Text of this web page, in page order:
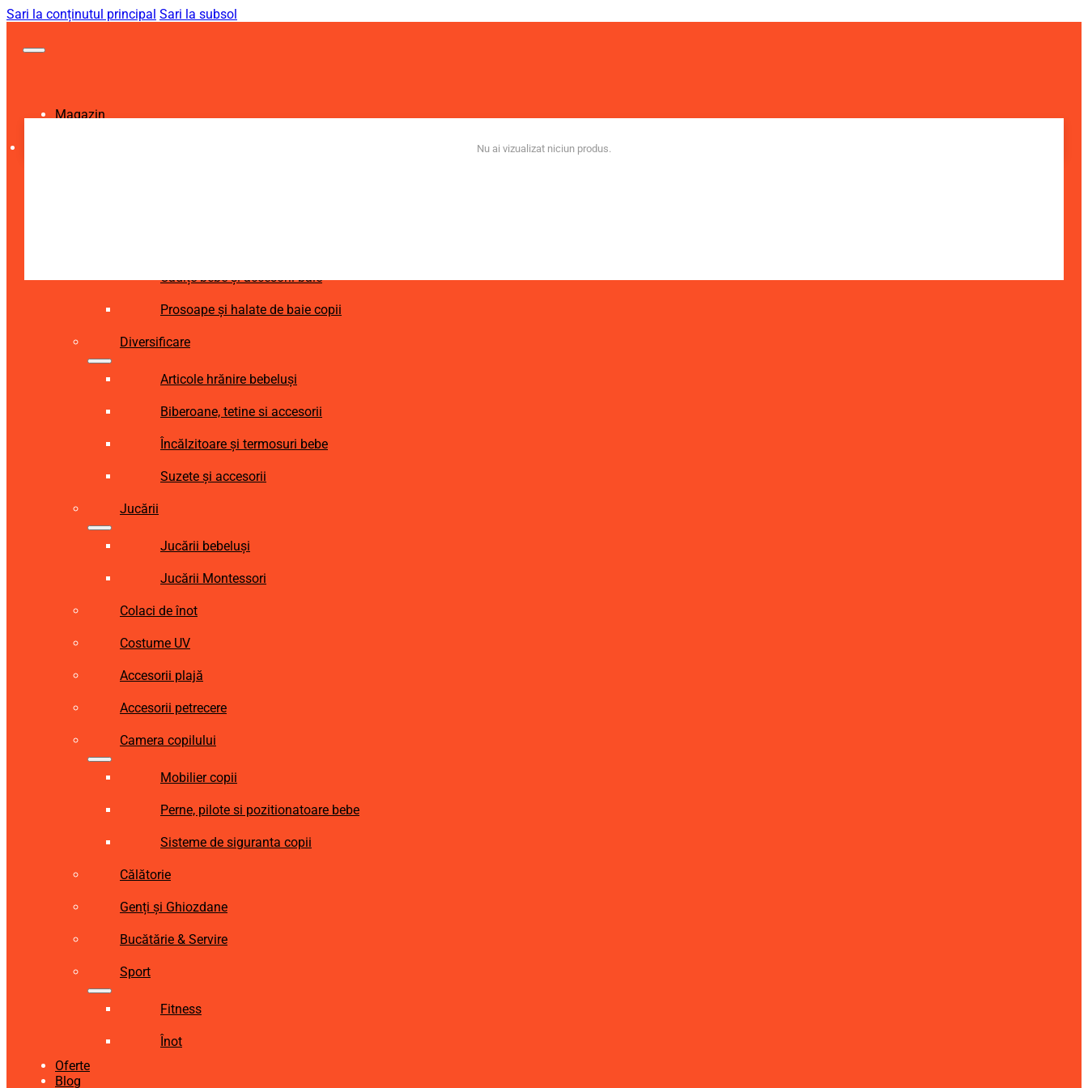
Sari la conținutul principal Sari la subsol
Magazin
Cădițe bebe și accesorii baie
Prosoape și halate de baie copii
Diversificare
Articole hrănire bebeluși
Biberoane, tetine si accesorii
Încălzitoare și termosuri bebe
Suzete și accesorii
Jucării
Jucării bebeluși
Jucării Montessori
Colaci de înot
Costume UV
Accesorii plajă
Accesorii petrecere
Camera copilului
Mobilier copii
Perne, pilote si pozitionatoare bebe
Sisteme de siguranta copii
Călătorie
Genți și Ghiozdane
Bucătărie & Servire
Sport
Fitness
Înot
Oferte
Blog
Nu ai vizualizat niciun produs.